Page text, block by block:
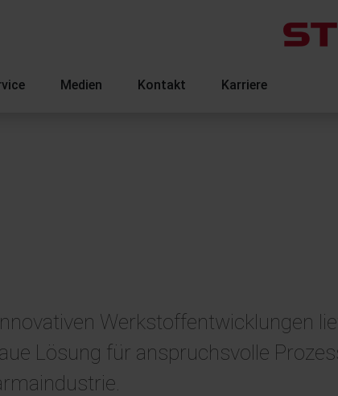
Medien Kontakt Karriere
Werkstoffentwicklungen
Lösung für anspruchsvolle